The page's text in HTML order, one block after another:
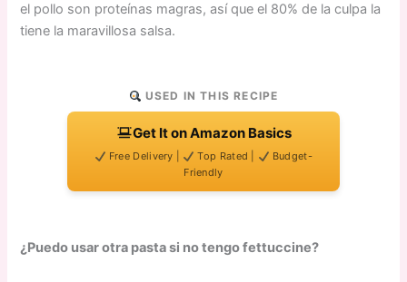
el pollo son proteínas magras, así que el 80% de la culpa la
tiene la maravillosa salsa.
USED IN THIS RECIPE
Get It on Amazon Basics
Free Delivery | Top Rated |
Budget-
Friendly
¿Puedo usar otra pasta si no tengo fettuccine?